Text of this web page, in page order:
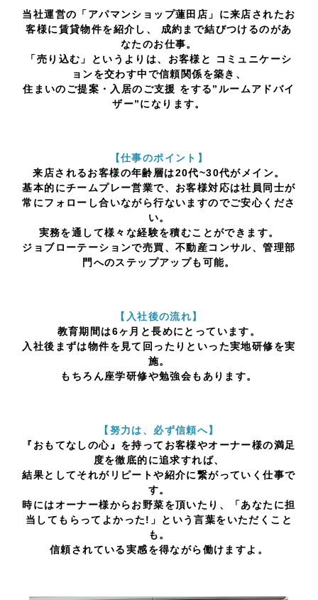
当社運営の「アパマンショップ蓮田店」に来店されたお
客様に賃貸物件を紹介し、 成約まで結びつけるのがあ
なたのお仕事。
「売り込む」というよりは、お客様と コミュニケーシ
ョンを交わす中で信頼関係を築き、
住まいのご提案・入居のご支援 をする”ルームアドバイ
ザー”になります。
【仕事のポイント】
来店されるお客様の年齢層は20代~30代がメイン。
基本的にチームプレー営業で、お客様対応は社員同士が
常にフォローし合いながら行ないますのでご安心くださ
い。
実務を通して様々な経験を積むことができます。
ジョブローテーションで売買、不動産コンサル、管理部
門へのステップアップも可能。
【入社後の流れ】
教育期間は6ヶ月と長めにとっています。
入社後まずは物件を見て回ったりといった実地研修を実
施。
もちろん座学研修や勉強会もあります。
【努力は、必ず信頼へ】
『おもてなしの心』を持ってお客様やオーナー様の満足
度を徹底的に追求すれば、
結果としてそれがリピートや紹介に繋がっていく仕事で
す。
時にはオーナー様からお野菜を頂いたり、「あなたに担
当してもらってよかった!」という言葉をいただくこと
も。
信頼されている実感を得ながら働けますよ。